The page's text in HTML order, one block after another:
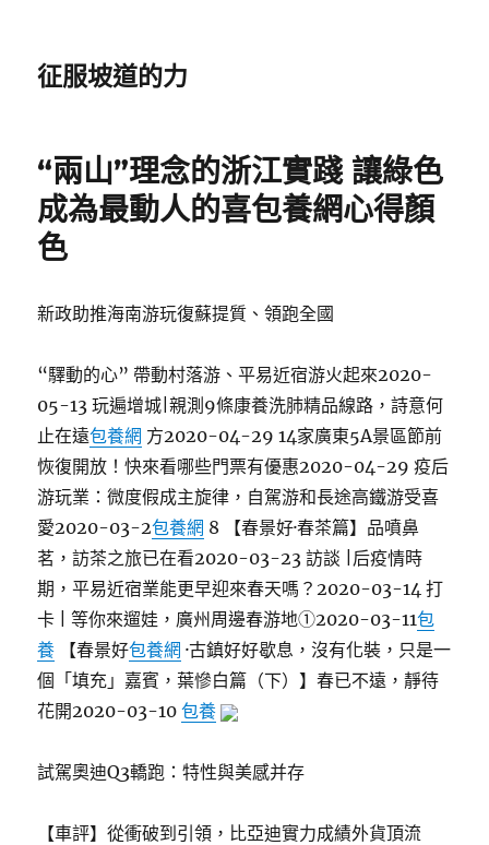
征服坡道的力
“兩山”理念的浙江實踐 讓綠色
成為最動人的喜包養網心得顏
色
新政助推海南游玩復蘇提質、領跑全國
“驛動的心” 帶動村落游、平易近宿游火起來2020-
05-13 玩遍增城|親測9條康養洗肺精品線路，詩意何
止在遠包養網 方2020-04-29 14家廣東5A景區節前
恢復開放！快來看哪些門票有優惠2020-04-29 疫后
游玩業：微度假成主旋律，自駕游和長途高鐵游受喜
愛2020-03-2包養網 8 【春景好·春茶篇】品噴鼻
茗，訪茶之旅已在看2020-03-23 訪談 |后疫情時
期，平易近宿業能更早迎來春天嗎？2020-03-14 打
卡 | 等你來遛娃，廣州周邊春游地①2020-03-11包
養 【春景好包養網 ·古鎮好好歇息，沒有化裝，只是一
個「填充」嘉賓，葉慘白篇（下）】春已不遠，靜待
花開2020-03-10包養
試駕奧迪Q3轎跑：特性與美感并存
【車評】從衝破到引領，比亞迪實力成績外貨頂流